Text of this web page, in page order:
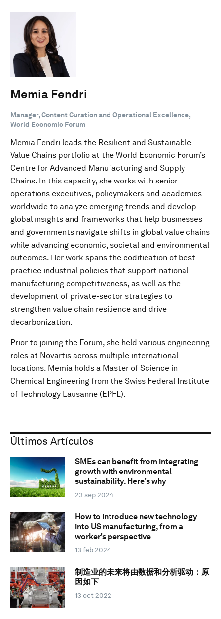
Memia Fendri
Manager, Content Curation and Operational Excellence,
World Economic Forum
Memia Fendri leads the Resilient and Sustainable
Value Chains portfolio at the World Economic Forum’s
Centre for Advanced Manufacturing and Supply
Chains. In this capacity, she works with senior
operations executives, policymakers and academics
worldwide to analyze emerging trends and develop
global insights and frameworks that help businesses
and governments navigate shifts in global value chains
while advancing economic, societal and environmental
outcomes. Her work spans the codification of best-
practice industrial policies that support national
manufacturing competitiveness, as well as the
development of private-sector strategies to
strengthen value chain resilience and drive
decarbonization.
Prior to joining the Forum, she held various engineering
roles at Novartis across multiple international
locations. Memia holds a Master of Science in
Chemical Engineering from the Swiss Federal Institute
of Technology Lausanne (EPFL).
Últimos Artículos
SMEs can benefit from integrating
growth with environmental
sustainability. Here's why
23 sep 2024
How to introduce new technology
into US manufacturing, from a
worker's perspective
13 feb 2024
制造业的未来将由数据和分析驱动：原
因如下
13 oct 2022